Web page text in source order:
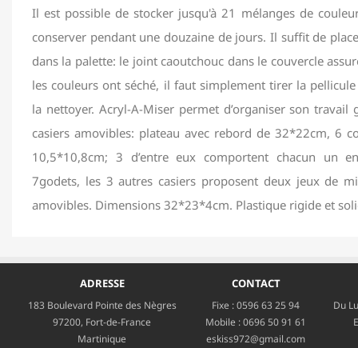
Il est possible de stocker jusqu'à 21 mélanges de
conserver pendant une douzaine de jours. Il suffit de
dans la palette: le joint caoutchouc dans le couvercle
les couleurs ont séché, il faut simplement tirer la
la nettoyer. Acryl-A-Miser permet d’organiser son travail
casiers amovibles: plateau avec rebord de 32*22cm, 6
10,5*10,8cm; 3 d’entre eux comportent chacun un
7godets, les 3 autres casiers proposent deux jeux de
amovibles. Dimensions 32*23*4cm. Plastique rigide et
ADRESSE
183 Boulevard Pointe des Nègres
97200, Fort-de-France
Martinique
CONTACT
Fixe :0596 63 25 94
Mobile :0696 50 91 61
eskiss972@gmail.com
Du